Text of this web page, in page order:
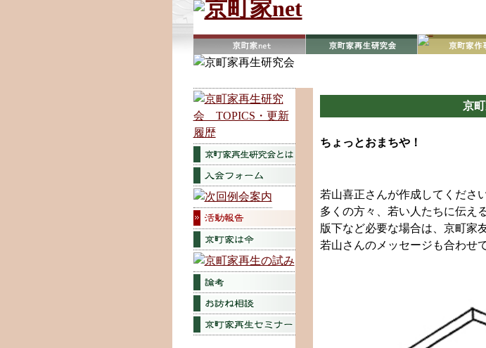
京
ちょっとおまちや！
若山喜正さんが作成してくださ
多くの方々、若い人たちに伝え
版下など必要な場合は、京町家
若山さんのメッセージも合わせ